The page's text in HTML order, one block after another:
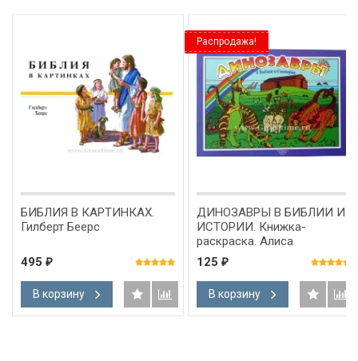
БИБЛИЯ В КАРТИНКАХ.
Гилберт Беерс
495 ₽
В корзину
Распродажа!
ДИНОЗАВРЫ В БИБЛИИ И
ИСТОРИИ. Книжка-
раскраска. Алиса
Банковская
125 ₽
В корзину